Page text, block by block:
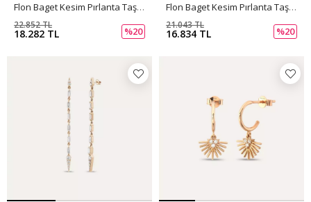
Flon Baget Kesim Pırlanta Taşlı Rose Altın Mini Tek Küpe
18.282 TL
22.852 TL
%20
Flon Baget Kesim Pırlanta Taşlı Rose Altın Tek Küpe
16.834 TL
21.043 TL
%20